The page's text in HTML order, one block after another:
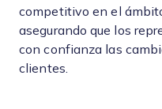
competitivo en el
asegurando que los
con confianza las
clientes.